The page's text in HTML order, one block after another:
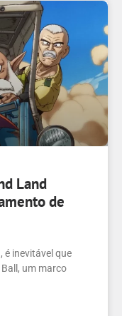
Land
de
é inevitável que
um marco